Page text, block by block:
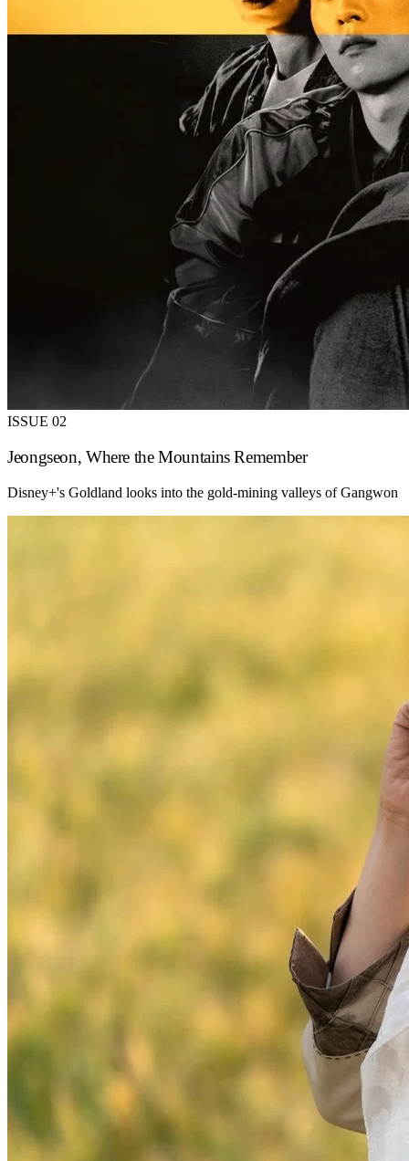
ISSUE 02
Jeongseon, Where the Mountains Remember
Disney+'s Goldland looks into the gold-mining valleys of Gangwon